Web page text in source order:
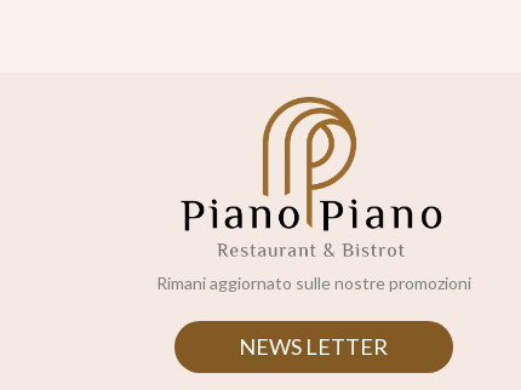
Rimani aggiornato sulle nostre promozioni
NEWS LETTER